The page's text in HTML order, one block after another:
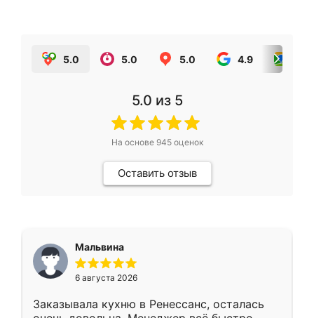
5.0 5.0 5.0 4.9
5.0 из 5
На основе 945оценок
Оставить отзыв
Мальвина
6 августа 2026
Заказывала кухню в Ренессанс, осталась